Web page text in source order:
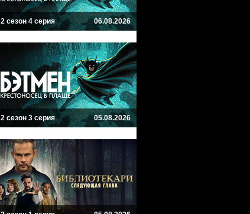
2 сезон 4 серия 06.08.2026
2 сезон 3 серия 05.08.2026